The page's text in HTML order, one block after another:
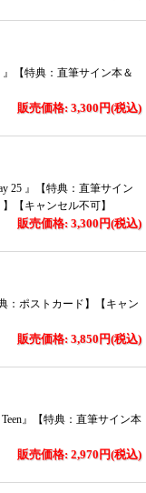
【特典：直筆サイン本＆
販売価格: 3,300円(税込)
25 』【特典：直筆サイン
【キャンセル不可】
販売価格: 3,300円(税込)
：ポストカード】【キャン
販売価格: 3,850円(税込)
』【特典：直筆サイン本
販売価格: 2,970円(税込)